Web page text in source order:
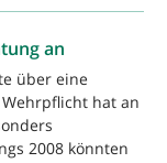
an
über eine
hat an
2008 könnten